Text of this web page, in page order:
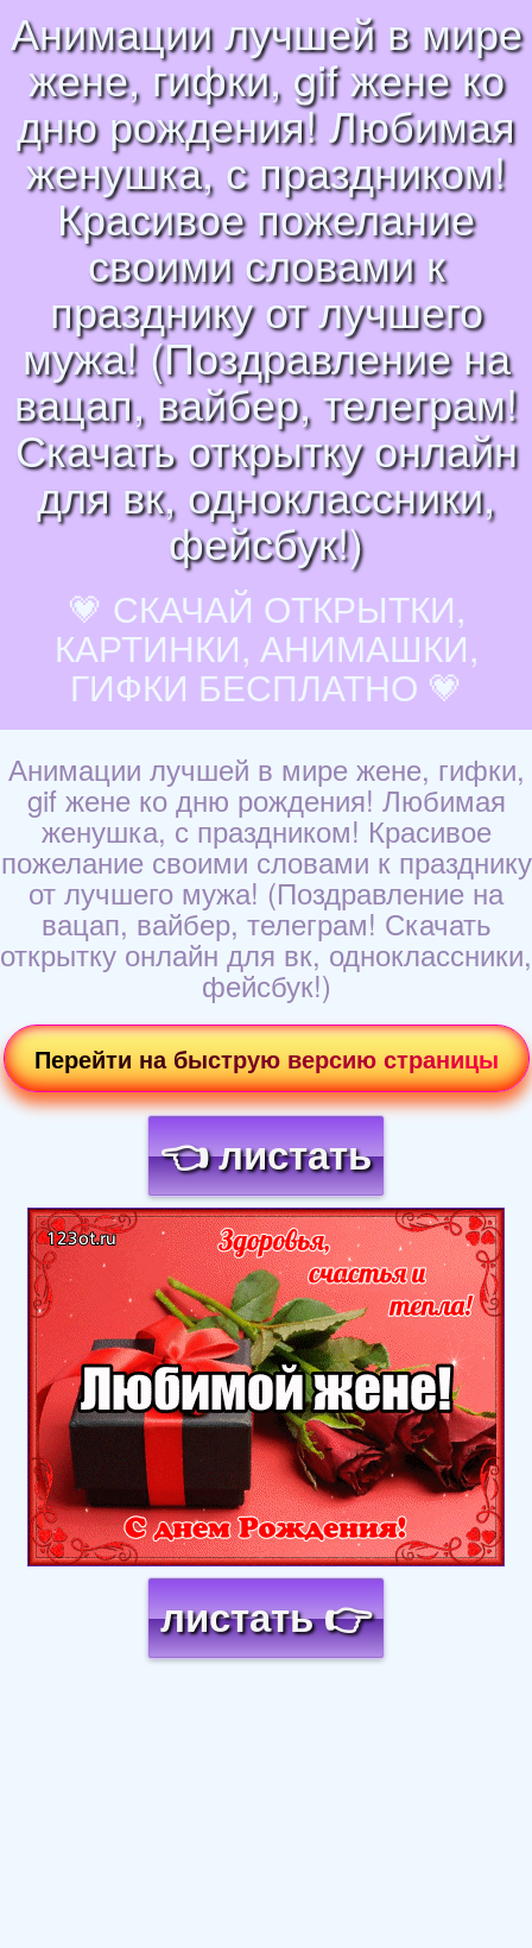
Анимации лучшей в мире
жене, гифки, gif жене ко
дню рождения! Любимая
женушка, с праздником!
Красивое пожелание
своими словами к
празднику от лучшего
мужа! (Поздравление на
вацап, вайбер, телеграм!
Скачать открытку онлайн
для вк, одноклассники,
фейсбук!)
💗 СКАЧАЙ ОТКРЫТКИ,
КАРТИНКИ, АНИМАШКИ,
ГИФКИ БЕСПЛАТНО 💗
Анимации лучшей в мире жене, гифки,
gif жене ко дню рождения! Любимая
женушка, с праздником! Красивое
пожелание своими словами к празднику
от лучшего мужа! (Поздравление на
вацап, вайбер, телеграм! Скачать
открытку онлайн для вк, одноклассники,
фейсбук!)
Перейти на быструю версию страницы
👈 листать
Загрузка картинки...
листать 👉